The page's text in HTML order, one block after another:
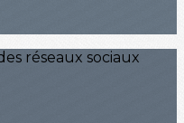
réseaux sociaux